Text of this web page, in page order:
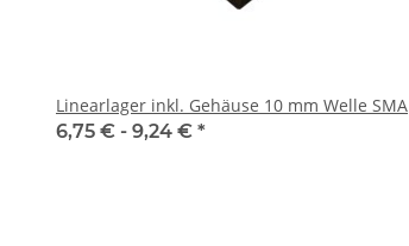
Linearlager inkl. Gehäuse 10 mm Welle SMA
6,75 € - 9,24 € *